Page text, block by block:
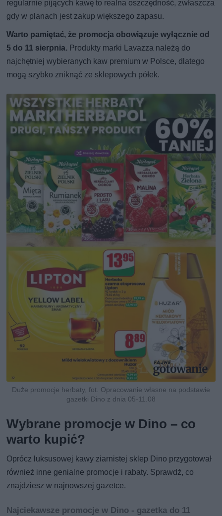
regularnie pijących kawę to realna oszczędność, zwłaszcza
gdy w planach jest zakup większego zapasu.
Warto pamiętać, że promocja obowiązuje wyłącznie od
5 do 11 sierpnia. Produkty marki Lavazza należą do
najchętniej wybieranych kaw premium w Polsce, dlatego
mogą szybko zniknąć ze sklepowych półek.
Duże promocje herbaty, fot. Opracowanie własne na podstawie
gazetki Dino z dnia 05-11.08
Wybrane promocje w Dino – co
warto kupić?
Oprócz luksusowej kawy ziarnistej sklep Dino przygotował
również inne genialne promocje i rabaty. Sprawdź, co
znajdziesz w najnowszej gazetce.
Najciekawsze promocje w Dino - gazetka do 11